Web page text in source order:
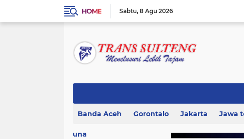
HOME Sabtu 8 Agu 2026
Banda Aceh Gorontalo Jakarta Jawa
una